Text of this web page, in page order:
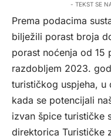
- TEKST SE
Prema podacima
bilježili porast broja
porast noćenja od 15
razdobljem 2023.
turističkog uspjeha, u
kada se potencijali
izvan špice turističke
direktorica Turističke